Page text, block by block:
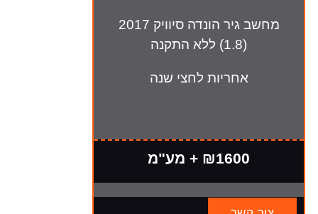
מחשב גיר הונדה סיוויק 2017
(1.8) ללא התקנה
אחריות לחצי שנה
₪1600 + מע"מ